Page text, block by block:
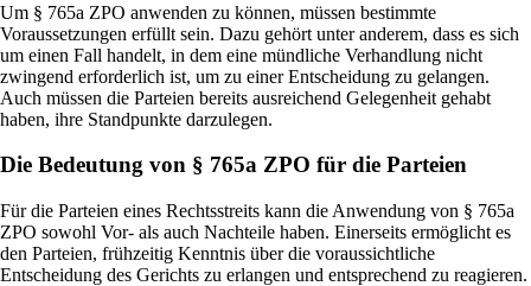
Um § 765a ZPO anwenden zu können, müssen bestimmte
Voraussetzungen erfüllt sein. Dazu gehört unter anderem, dass es sich
um einen Fall handelt, in dem eine mündliche Verhandlung nicht
zwingend erforderlich ist, um zu einer Entscheidung zu gelangen.
Auch müssen die Parteien bereits ausreichend Gelegenheit gehabt
haben, ihre Standpunkte darzulegen.
Die Bedeutung von § 765a ZPO für die Parteien
Für die Parteien eines Rechtsstreits kann die Anwendung von § 765a
ZPO sowohl Vor- als auch Nachteile haben. Einerseits ermöglicht es
den Parteien, frühzeitig Kenntnis über die voraussichtliche
Entscheidung des Gerichts zu erlangen und entsprechend zu reagieren.